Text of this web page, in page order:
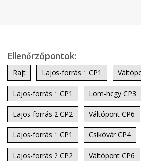
Ellenőrzőpontok:
Rajt Lajos-forrás 1 CP1
Lajos-forrás 1 CP1 Lom-hegy CP3
Lajos-forrás 2 CP2 Váltópont CP6
Lajos-forrás 1 CP1 Csikóvár CP4
Lajos-forrás 2 CP2 Váltópont CP6